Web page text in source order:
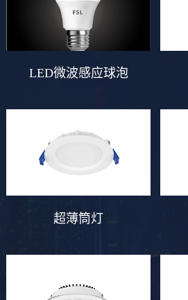
LED微波感应球泡
超薄筒灯